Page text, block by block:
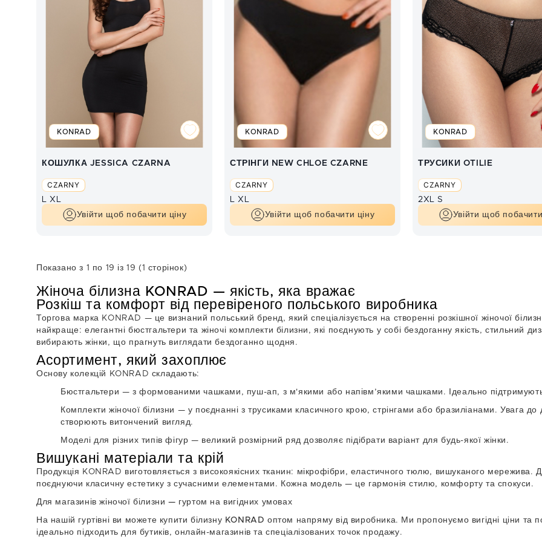
KONRAD
КОШУЛКА JESSICA CZARNA
CZARNY
L XL
Увійти щоб побачити ціну
KONRAD
СТРІНГИ NEW CHLOE CZARNE
CZARNY
L XL
Увійти щоб побачити ціну
KONRAD
ТРУСИКИ OTILIE
CZARNY
2XL S
Увійти щоб
Показано з 1 по 19 із 19 (1 сторінок)
Жіноча білизна KONRAD — якість, яка вражає
Розкіш та комфорт від перевіреного польського виробника
Торгова марка KONRAD — це визнаний польський бренд, який спеціалізується на створенні розкішної жіночої
найкраще: елегантні бюстгальтери та жіночі комплекти білизни , які поєднують у собі бездоганну якість, стильний
вибирають жінки, що прагнуть виглядати бездоганно щодня.
Асортимент, який захоплює
Основу колекцій KONRAD складають:
Бюстгальтери — з формованими чашками, пуш-ап, з м'якими або напівм’якими чашками. Ідеально підтримують
Комплекти жіночої білизни — у поєднанні з трусиками класичного крою, стрінгами або бразиліанами. Увага
створюють витончений вигляд.
Моделі для різних типів фігур — великий розмірний ряд дозволяє підібрати варіант для будь-якої жінки.
Вишукані матеріали та крій
Продукція KONRAD виготовляється з високоякісних тканин: мікрофібри, еластичного тюлю, вишуканого
поєднуючи класичну естетику з сучасними елементами. Кожна модель — це гармонія стилю, комфорту та спокуси.
Для магазинів жіночої білизни — гуртом на вигідних умовах
На нашій гуртівні ви можете купити білизну KONRAD оптом напряму від виробника. Ми пропонуємо вигідні ціни та
ідеально підходить для бутиків, онлайн-магазинів та спеціалізованих точок продажу.